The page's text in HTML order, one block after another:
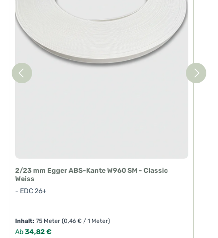
2/23 mm Egger ABS-Kante W960 SM - Classic
Weiss
- EDC 26+
Inhalt:75 Meter(0,46 € / 1 Meter)
Regulärer Preis:
Ab34,82 €